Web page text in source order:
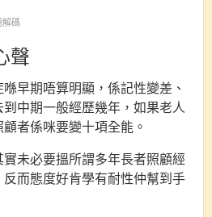
解碼
聲
早期唔算明顯，係記性變差、
中期一般經歷幾年，如果老人
者係咪要變十項全能。
未必要搵所謂多年長者照顧經
而態度好肯學有耐性仲幫到手